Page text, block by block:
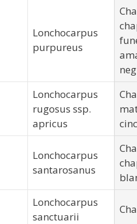
Lonchocarpus
purpureus
Lonchocarpus
rugosus ssp.
apricus
Lonchocarpus
santarosanus
Lonchocarpus
sanctuarii